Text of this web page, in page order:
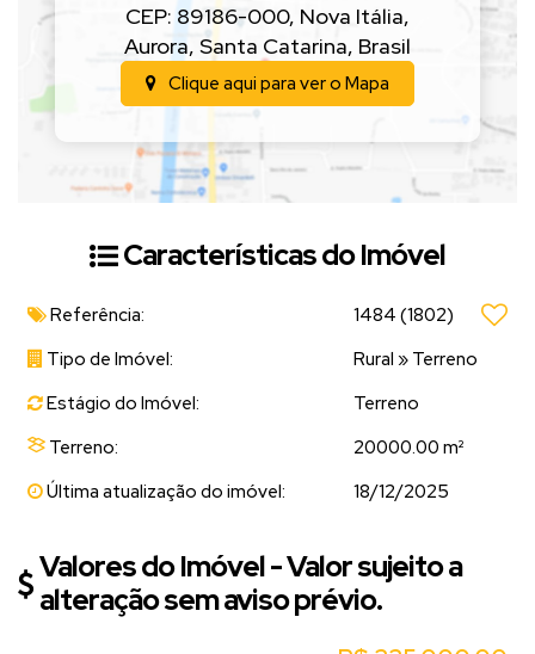
CEP: 89186-000, Nova Itália,
Aurora, Santa Catarina, Brasil
Clique aqui para ver o Mapa
Características do Imóvel
Referência: 1484 (1802)
Tipo de Imóvel:
Rural » Terreno
Estágio do Imóvel:
Terreno
Terreno:
20000.00 m²
Última atualização do imóvel:
18/12/2025
Valores do Imóvel - Valor sujeito a
alteração sem aviso prévio.